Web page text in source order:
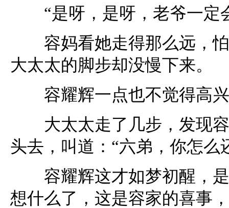
“是呀，是呀，老爷一定
容妈看她走得那么远，怕
大太太的脚步却没慢下来。
容耀辉一点也不觉得高兴
大太太走了几步，发现容
头去，叫道：“六弟，你怎么
容耀辉这才如梦初醒，是
想什么了，这是容家的喜事